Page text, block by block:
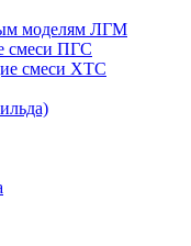
моделям ЛГМ
смеси ПГС
смеси ХТС